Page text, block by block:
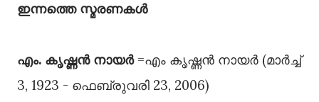
ഇന്നത്തെ സ്മരണകൾ
എം. കൃഷ്ണൻ നായർ=എം കൃഷ്ണൻ നായർ (മാർച്ച്
3, 1923 - ഫെബ്രുവരി 23, 2006)